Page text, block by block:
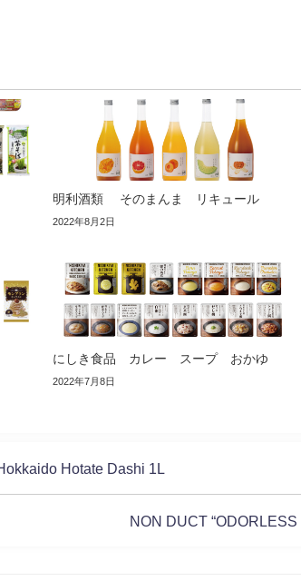
明利酒類 そのまんま リキュール
2022年8月2日
にしき食品 カレー スープ おかゆ
2022年7月8日
Hotate Dashi 1L
NON DUCT